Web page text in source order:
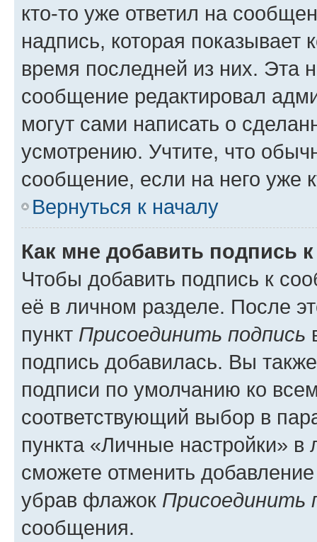
кто-то уже ответил на
надпись, которая показывает
время последней из них. Эта
сообщение редактировал
могут сами написать о
усмотрению. Учтите, что
сообщение, если на него уже
Вернуться к началу
Как мне добавить подпись
Чтобы добавить подпись к
её в личном разделе. После
пункт Присоединить подпись
подпись добавилась. Вы
подписи по умолчанию ко
соответствующий выбор в
пункта «Личные настройки»
сможете отменить
убрав флажок Присоединить
сообщения.